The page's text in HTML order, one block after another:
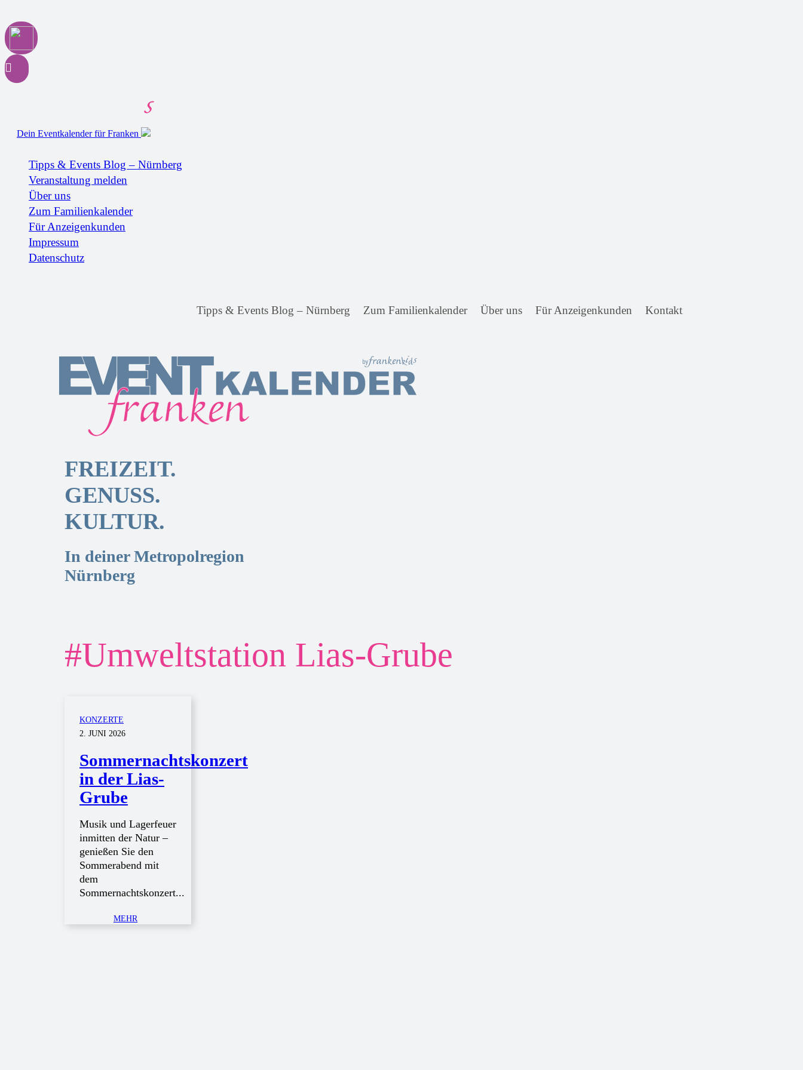
Dein Eventkalender für Franken
Tipps & Events Blog – Nürnberg
Veranstaltung melden
Über uns
Zum Familienkalender
Für Anzeigenkunden
Impressum
Datenschutz
Tipps & Events Blog – Nürnberg Zum Familienkalender Über uns Für Anzeigenkunden Kontakt
FREIZEIT.
GENUSS.
KULTUR.
In deiner Metropolregion
Nürnberg
#Umweltstation Lias-Grube
KONZERTE
2. JUNI 2026
Sommernachtskonzert
in der Lias-
Grube
Musik und Lagerfeuer
inmitten der Natur –
genießen Sie den
Sommerabend mit
dem
Sommernachtskonzert...
MEHR